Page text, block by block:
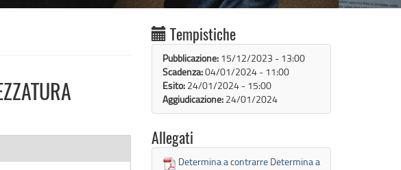
Tempistiche
Pubblicazione: 15/12/2023 - 13:00
Scadenza:04/01/2024 - 11:00
Esito: 24/01/2024 - 15:00
Aggiudicazione: 24/01/2024
Allegati
Determina a contrarre Determina a